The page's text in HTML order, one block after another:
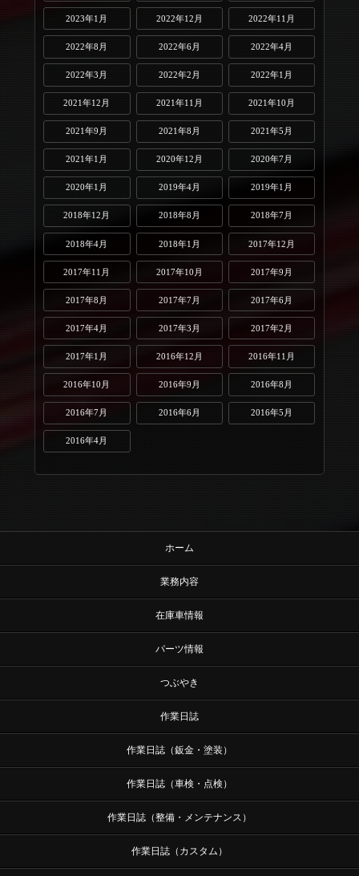
2023年1月 2022年12月 2022年11月
2022年8月 2022年6月 2022年4月
2022年3月 2022年2月 2022年1月
2021年12月 2021年11月 2021年10月
2021年9月 2021年8月 2021年5月
2021年1月 2020年12月 2020年7月
2020年1月 2019年4月 2019年1月
2018年12月 2018年8月 2018年7月
2018年4月 2018年1月 2017年12月
2017年11月 2017年10月 2017年9月
2017年8月 2017年7月 2017年6月
2017年4月 2017年3月 2017年2月
2017年1月 2016年12月 2016年11月
2016年10月 2016年9月 2016年8月
2016年7月 2016年6月 2016年5月
2016年4月
ホーム
業務内容
在庫車情報
パーツ情報
つぶやき
作業日誌
作業日誌（鈑金・塗装）
作業日誌（車検・点検）
作業日誌（整備・メンテナンス）
作業日誌（カスタム）